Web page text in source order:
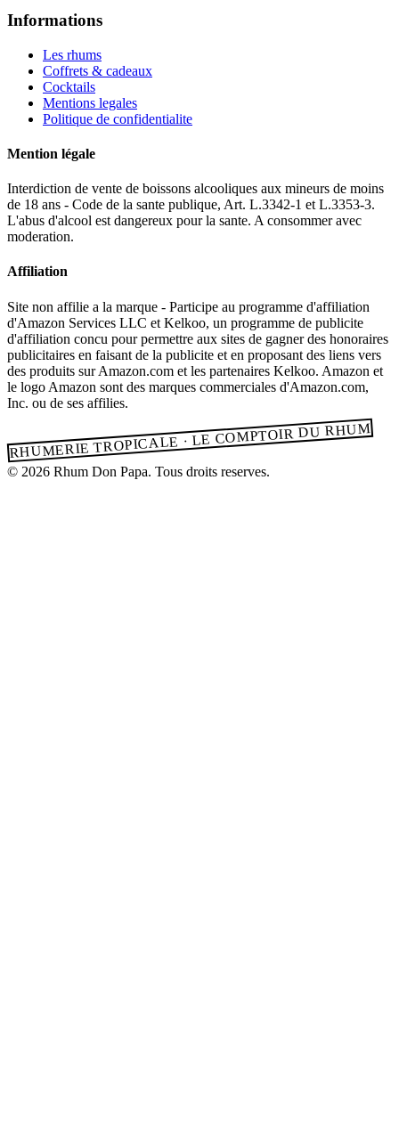
Informations
Les rhums
Coffrets & cadeaux
Cocktails
Mentions legales
Politique de confidentialite
Mention légale
Interdiction de vente de boissons alcooliques aux mineurs de moins
de 18 ans - Code de la sante publique, Art. L.3342-1 et L.3353-3.
L'abus d'alcool est dangereux pour la sante. A consommer avec
moderation.
Affiliation
Site non affilie a la marque - Participe au programme d'affiliation
d'Amazon Services LLC et Kelkoo, un programme de publicite
d'affiliation concu pour permettre aux sites de gagner des honoraires
publicitaires en faisant de la publicite et en proposant des liens vers
des produits sur Amazon.com et les partenaires Kelkoo. Amazon et
le logo Amazon sont des marques commerciales d'Amazon.com,
Inc. ou de ses affilies.
RHUMERIE TROPICALE · LE COMPTOIR DU RHUM
© 2026 Rhum Don Papa. Tous droits reserves.